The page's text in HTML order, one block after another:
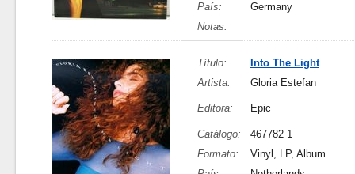
País:
Germany
Notas:
Título:
Into The Light
Artista:
Gloria Estefan
Editora: Epic
Catálogo:
467782 1
Formato:
Vinyl, LP, Album